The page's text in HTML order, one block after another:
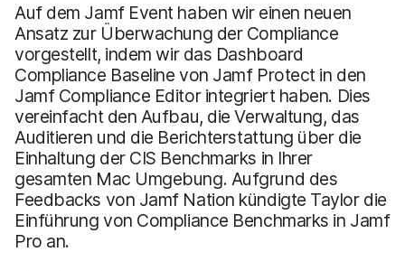
Auf dem Jamf Event haben wir einen neuen
Ansatz zur Überwachung der Compliance
vorgestellt, indem wir das Dashboard
Compliance Baseline von Jamf Protect in den
Jamf Compliance Editor integriert haben. Dies
vereinfacht den Aufbau, die Verwaltung, das
Auditieren und die Berichterstattung über die
Einhaltung der CIS Benchmarks in Ihrer
gesamten Mac Umgebung. Aufgrund des
Feedbacks von Jamf Nation kündigte Taylor die
Einführung von Compliance Benchmarks in Jamf
Pro an.